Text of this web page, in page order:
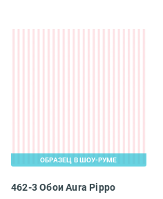
ОБРАЗЕЦ В ШОУ-РУМЕ
462-3 Обои Aura Pippo